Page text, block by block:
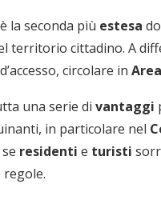
è la seconda più estesa
territorio cittadino. A
d’accesso, circolare in
una serie di vantaggi
in particolare nel
residenti e turisti
regole.